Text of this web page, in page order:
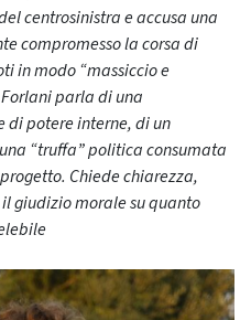
centrosinistra e accusa una
compromesso la corsa di
in modo “massiccio e
parla di una
potere interne, di un
“truffa” politica consumata
Chiede chiarezza,
giudizio morale su quanto